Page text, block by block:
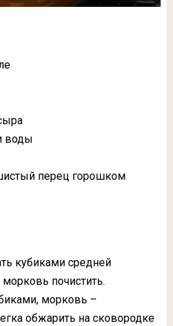
воды
перец горошком
кубиками средней
почистить.
морковь –
обжарить на сковородке